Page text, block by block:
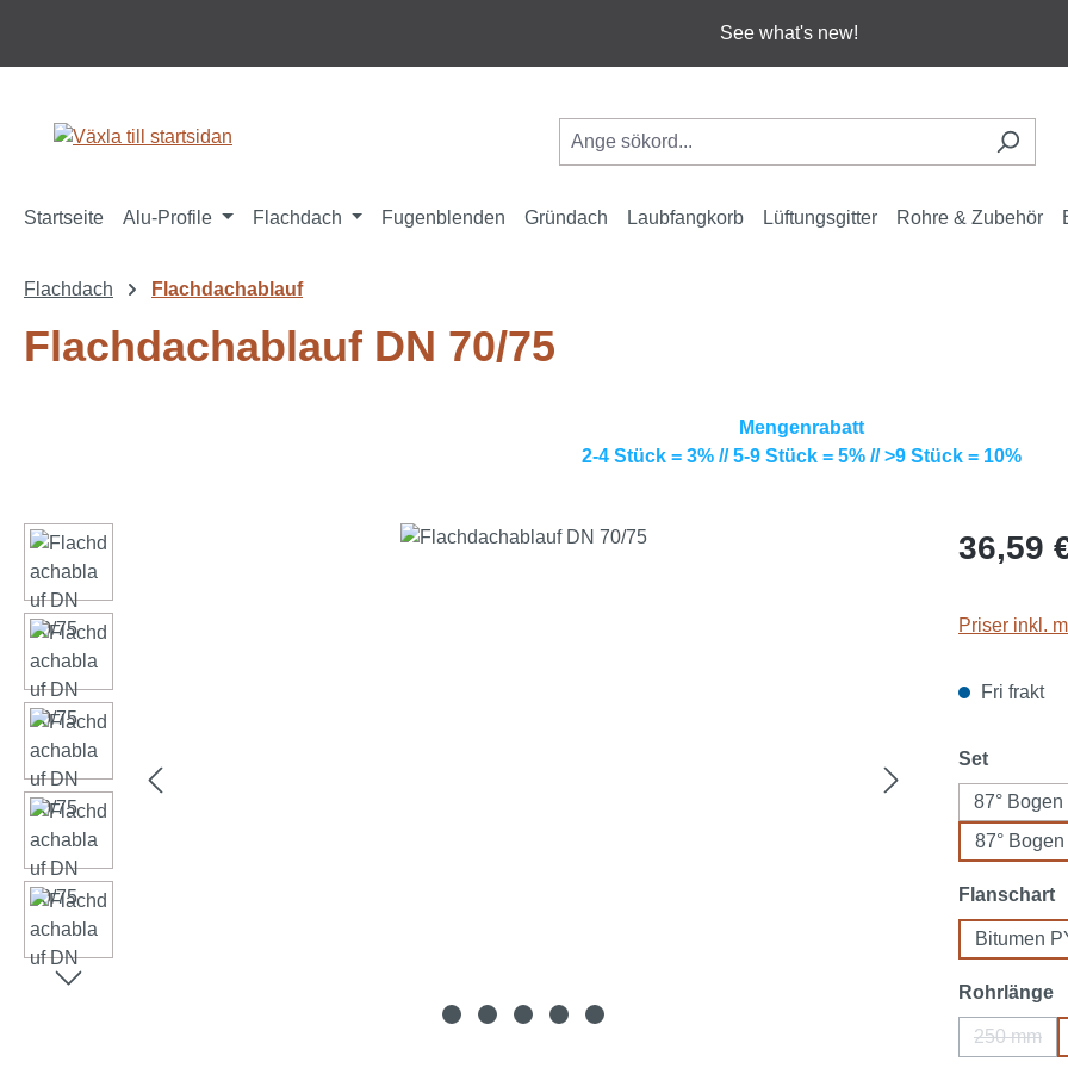
See what's new!
Startseite Alu-Profile Flachdach Fugenblenden Gründach Laubfangkorb Lüftungsgitter Rohre & Zubehör
Flachdach Flachdachablauf
Flachdachablauf DN 70/75
Mengenrabatt
2-4 Stück = 3% // 5-9 Stück = 5% // >9 Stück = 10%
Hoppa över bildgalleri Ordinarie
36,59
Priser inkl.
Fri frakt
Välj
Set
87°
87°
Välj
Flanschart
Bitumen
Välj
Rohrlänge
250 mm
(Det